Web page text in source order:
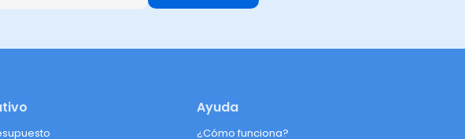
Ayuda
¿Cómo funciona?